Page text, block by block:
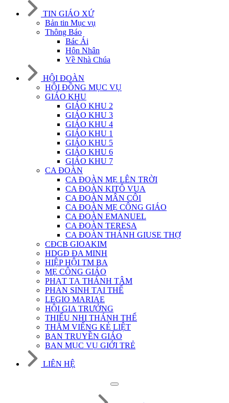
TIN GIÁO XỨ
Bản tin Mục vụ
Thông Báo
Bác Ái
Hôn Nhân
Về Nhà Chúa
HỘI ĐOÀN
HỘI ĐỒNG MỤC VỤ
GIÁO KHU
GIÁO KHU 2
GIÁO KHU 3
GIÁO KHU 4
GIÁO KHU 1
GIÁO KHU 5
GIÁO KHU 6
GIÁO KHU 7
CA ĐOÀN
CA ĐOÀN MẸ LÊN TRỜI
CA ĐOÀN KITÔ VUA
CA ĐOÀN MÂN CÔI
CA ĐOÀN MẸ CÔNG GIÁO
CA ĐOÀN EMANUEL
CA ĐOÀN TERESA
CA ĐOÀN THÁNH GIUSE THỢ
CĐCB GIOAKIM
HDGĐ ĐA MINH
HIỆP HỘI TM BA
MẸ CÔNG GIÁO
PHẠT TẠ THÁNH TÂM
PHAN SINH TẠI THẾ
LEGIO MARIAE
HỘI GIA TRƯỞNG
THIẾU NHI THÁNH THỂ
THĂM VIẾNG KẺ LIỆT
BAN TRUYỀN GIÁO
BAN MỤC VỤ GIỚI TRẺ
LIÊN HỆ